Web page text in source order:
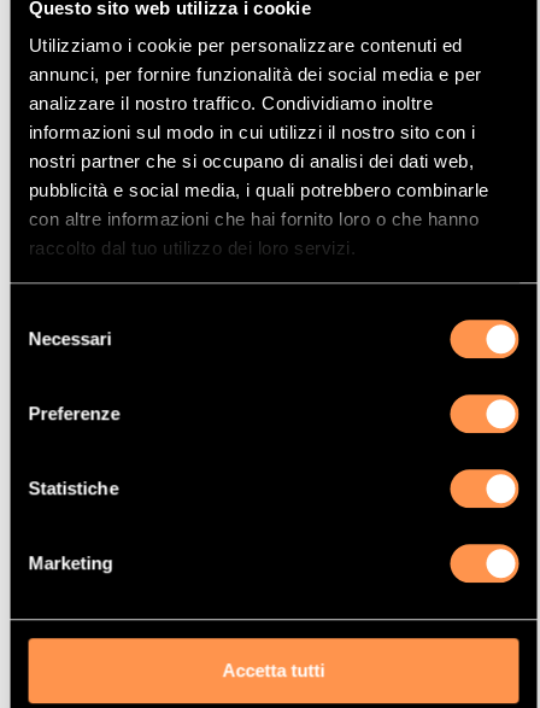
Questo sito web utilizza i cookie
Utilizziamo i cookie per personalizzare contenuti ed
annunci, per fornire funzionalità dei social media e per
analizzare il nostro traffico. Condividiamo inoltre
informazioni sul modo in cui utilizzi il nostro sito con i
nostri partner che si occupano di analisi dei dati web,
pubblicità e social media, i quali potrebbero combinarle
con altre informazioni che hai fornito loro o che hanno
raccolto dal tuo utilizzo dei loro servizi.
delNecessari
Preferenze
Statistiche
Marketing
Accetta tutti
Mostrare Per pagina
La vostra selezione
Prodotto
Catalizzatore
Manufacturer
Versione
Motor code
Data